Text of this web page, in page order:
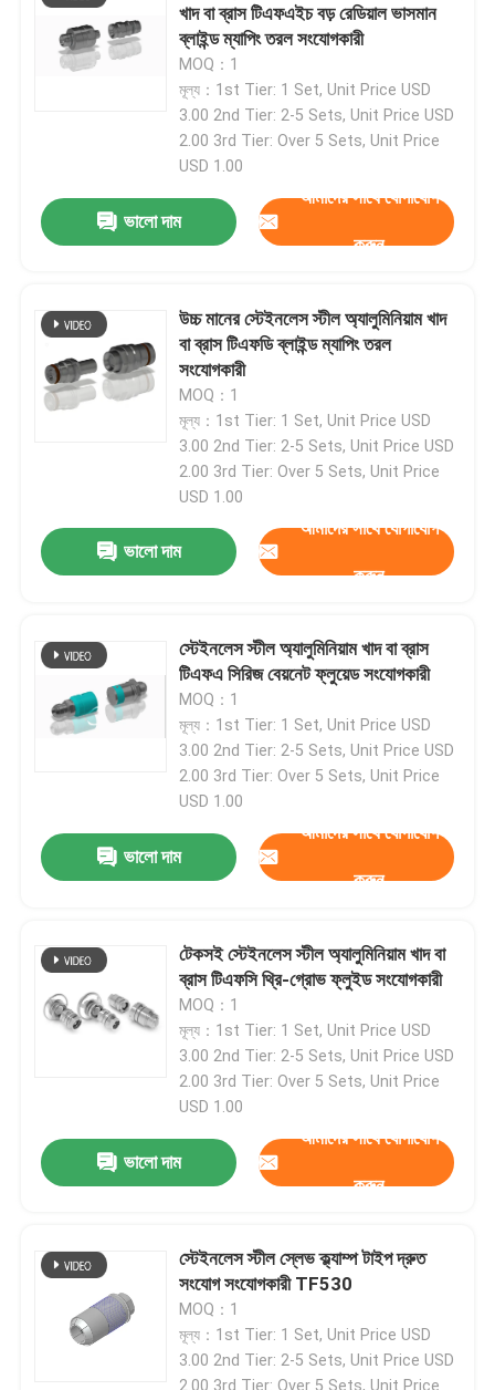
বাড়ি
পণ্য
আমাদের সম্বন্ধে
গুণগত মান নিয়ন্ত্রণ
খবর
মামলা
হাই স্পিড ডায়নামিটার
ইঞ্জিন টেস্ট ডায়নামিটার
মোটর টেস্ট ডায়নামিটার
এসি ডায়নোমিটার
জ্বালানী খরচ পরিমাপ ডিভাইস
খাদ বা ব্রাস টিএফএইচ বড় রেডিয়াল ভাসমান
ব্লাইন্ড ম্যাপিং তরল সংযোগকারী
MOQ：1
মূল্য：1st Tier: 1 Set, Unit Price USD
3.00 2nd Tier: 2-5 Sets, Unit Price USD
2.00 3rd Tier: Over 5 Sets, Unit Price
USD 1.00
ভালো দাম
আমাদের সাথে যোগাযোগ
করুন
উচ্চ মানের স্টেইনলেস স্টীল অ্যালুমিনিয়াম খাদ
বা ব্রাস টিএফডি ব্লাইন্ড ম্যাপিং তরল
সংযোগকারী
MOQ：1
মূল্য：1st Tier: 1 Set, Unit Price USD
3.00 2nd Tier: 2-5 Sets, Unit Price USD
2.00 3rd Tier: Over 5 Sets, Unit Price
USD 1.00
ভালো দাম
আমাদের সাথে যোগাযোগ
করুন
স্টেইনলেস স্টীল অ্যালুমিনিয়াম খাদ বা ব্রাস
টিএফএ সিরিজ বেয়নেট ফ্লুয়েড সংযোগকারী
MOQ：1
মূল্য：1st Tier: 1 Set, Unit Price USD
3.00 2nd Tier: 2-5 Sets, Unit Price USD
2.00 3rd Tier: Over 5 Sets, Unit Price
USD 1.00
ভালো দাম
আমাদের সাথে যোগাযোগ
করুন
টেকসই স্টেইনলেস স্টীল অ্যালুমিনিয়াম খাদ বা
ব্রাস টিএফসি থ্রি-গ্রোভ ফ্লুইড সংযোগকারী
MOQ：1
মূল্য：1st Tier: 1 Set, Unit Price USD
3.00 2nd Tier: 2-5 Sets, Unit Price USD
2.00 3rd Tier: Over 5 Sets, Unit Price
USD 1.00
ভালো দাম
আমাদের সাথে যোগাযোগ
করুন
স্টেইনলেস স্টীল স্লেভ ক্ল্যাম্প টাইপ দ্রুত
সংযোগ সংযোগকারী TF530
MOQ：1
মূল্য：1st Tier: 1 Set, Unit Price USD
3.00 2nd Tier: 2-5 Sets, Unit Price USD
2.00 3rd Tier: Over 5 Sets, Unit Price